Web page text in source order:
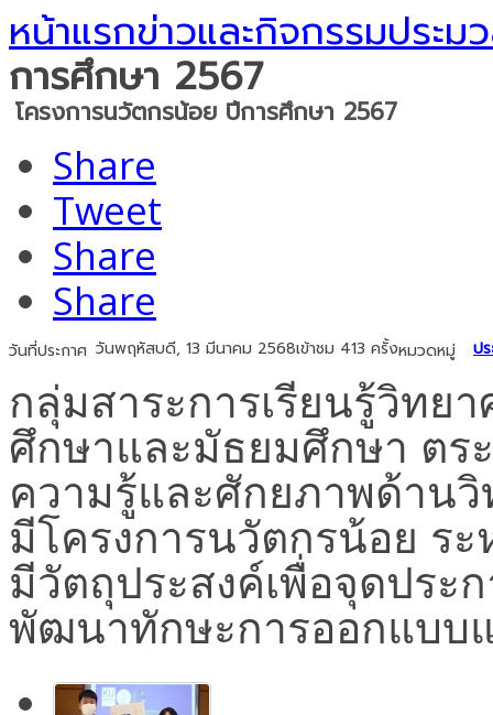
หน้าแรกข่าวและกิจกรรมประม
การศึกษา 2567
โครงการนวัตกรน้อย ปีการศึกษา 2567
Share
Tweet
Share
Share
วันที่ประกาศ วันพฤหัสบดี, 13 มีนาคม 2568เข้าชม 413 ครั้งหมวดหมู่ ป
กลุ่มสาระการเรียนรู้วิทย
ศึกษาและมัธยมศึกษา ต
ความรู้และศักยภาพด้านวิ
มีโครงการนวัตกรน้อย ร
มีวัตถุประสงค์เพื่อจุดประ
พัฒนาทักษะการออกแบบ